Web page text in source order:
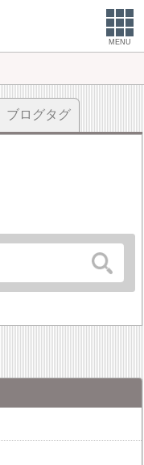
MENU
ブログタグ